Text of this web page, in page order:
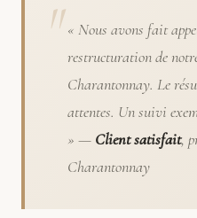
« Nous avons fait
restructuration de
Charantonnay. Le
attentes. Un suivi
» — Client satisfait,
Charantonnay